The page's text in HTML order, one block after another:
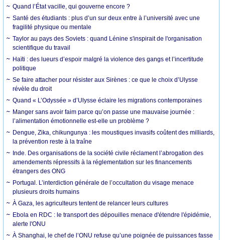
Quand l’État vacille, qui gouverne encore ?
Santé des étudiants : plus d’un sur deux entre à l’université avec une
fragilité physique ou mentale
Taylor au pays des Soviets : quand Lénine s'inspirait de l'organisation
scientifique du travail
Haïti : des lueurs d’espoir malgré la violence des gangs et l’incertitude
politique
Se faire attacher pour résister aux Sirènes : ce que le choix d’Ulysse
révèle du droit
Quand « L’Odyssée » d’Ulysse éclaire les migrations contemporaines
Manger sans avoir faim parce qu’on passe une mauvaise journée :
l’alimentation émotionnelle est-elle un problème ?
Dengue, Zika, chikungunya : les moustiques invasifs coûtent des milliards,
la prévention reste à la traîne
Inde. Des organisations de la société civile réclament l’abrogation des
amendements répressifs à la réglementation sur les financements
étrangers des ONG
Portugal. L’interdiction générale de l’occultation du visage menace
plusieurs droits humains
À Gaza, les agriculteurs tentent de relancer leurs cultures
Ebola en RDC : le transport des dépouilles menace d'étendre l'épidémie,
alerte l'ONU
À Shanghai, le chef de l’ONU refuse qu’une poignée de puissances fasse